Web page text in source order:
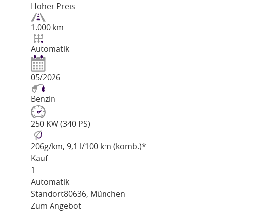
Hoher Preis
1.000 km
Automatik
05/2026
Benzin
250 KW (340 PS)
206g/km, 9,1 l/100 km (komb.)*
Kauf
1
Automatik
Standort80636, München
Zum Angebot